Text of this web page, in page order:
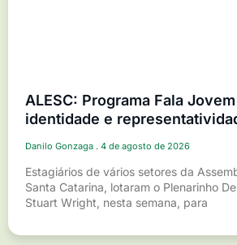
ALESC: Programa Fala
identidade e
Danilo Gonzaga 4 de agosto de 2026
Estagiários de vários setores da
Santa Catarina, lotaram o Plenarinho
Stuart Wright, nesta semana, para